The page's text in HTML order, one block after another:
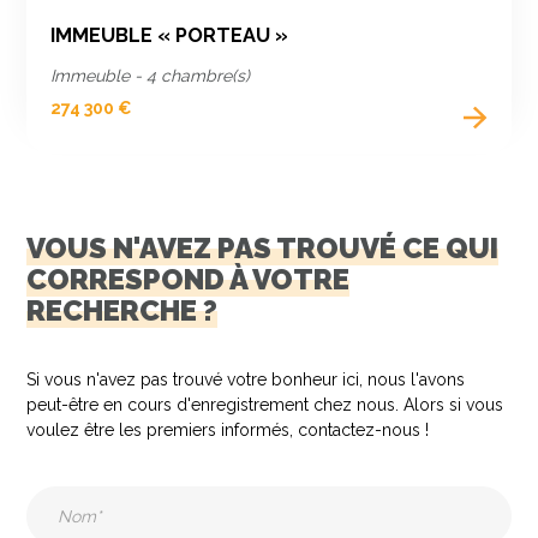
IMMEUBLE « PORTEAU »
Immeuble - 4 chambre(s)
274 300 €
VOUS N'AVEZ PAS TROUVÉ CE QUI
CORRESPOND À VOTRE
RECHERCHE ?
Si vous n'avez pas trouvé votre bonheur ici, nous l'avons
peut-être en cours d'enregistrement chez nous. Alors si vous
voulez être les premiers informés, contactez-nous !
(Nécessaire)